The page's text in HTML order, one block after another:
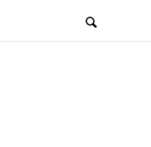
